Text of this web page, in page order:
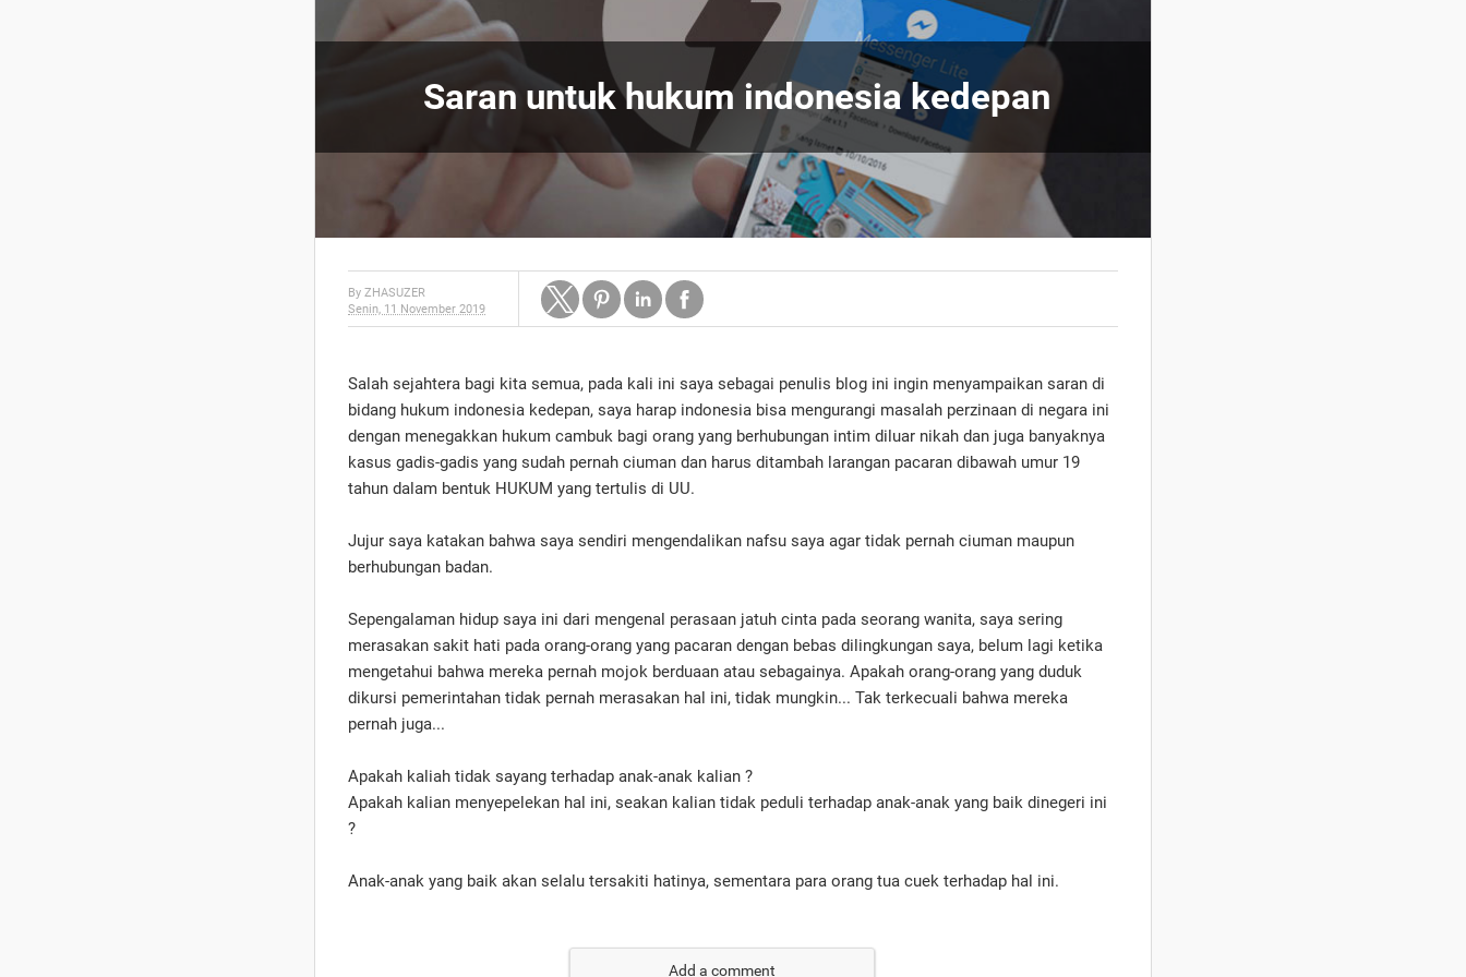
Saran untuk hukum indonesia kedepan
By ZHASUZER
Senin, 11 November 2019
Salah sejahtera bagi kita semua, pada kali ini saya sebagai penulis blog ini ingin menyampaikan saran di
bidang hukum indonesia kedepan, saya harap indonesia bisa mengurangi masalah perzinaan di negara ini
dengan menegakkan hukum cambuk bagi orang yang berhubungan intim diluar nikah dan juga banyaknya
kasus gadis-gadis yang sudah pernah ciuman dan harus ditambah larangan pacaran dibawah umur 19
tahun dalam bentuk HUKUM yang tertulis di UU.
Jujur saya katakan bahwa saya sendiri mengendalikan nafsu saya agar tidak pernah ciuman maupun
berhubungan badan.
Sepengalaman hidup saya ini dari mengenal perasaan jatuh cinta pada seorang wanita, saya sering
merasakan sakit hati pada orang-orang yang pacaran dengan bebas dilingkungan saya, belum lagi ketika
mengetahui bahwa mereka pernah mojok berduaan atau sebagainya. Apakah orang-orang yang duduk
dikursi pemerintahan tidak pernah merasakan hal ini, tidak mungkin... Tak terkecuali bahwa mereka
pernah juga...
Apakah kaliah tidak sayang terhadap anak-anak kalian ?
Apakah kalian menyepelekan hal ini, seakan kalian tidak peduli terhadap anak-anak yang baik dinegeri ini
?
Anak-anak yang baik akan selalu tersakiti hatinya, sementara para orang tua cuek terhadap hal ini.
Add a comment